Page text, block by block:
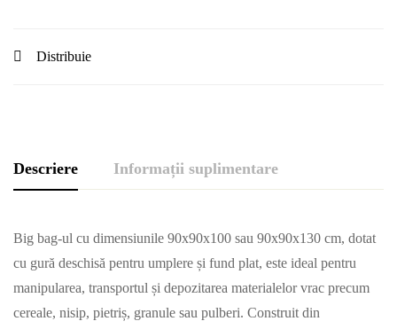
Distribuie
Descriere Informații suplimentare
Big bag-ul cu dimensiunile 90x90x100 sau 90x90x130 cm, dotat
cu gură deschisă pentru umplere și fund plat, este ideal pentru
manipularea, transportul și depozitarea materialelor vrac precum
cereale, nisip, pietriș, granule sau pulberi. Construit din